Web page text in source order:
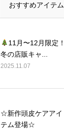
おすすめアイテム
11月〜12月限定！
冬の店販キャ...
2025.11.07
☆新作頭皮ケアアイ
テム登場☆